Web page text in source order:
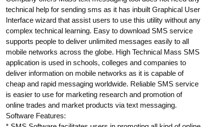
technical help for sending sms as it has inbuilt Graphical User
Interface wizard that assist users to use this utility without any
complex technical learning. Easy to download SMS service
supports people to deliver unlimited messages easily to all
mobile networks across the globe. High Technical Mass SMS
application is used in schools, colleges and companies to
deliver information on mobile networks as it is capable of
cheap and rapid messaging worldwide. Reliable SMS service
is easier to use for marketing research and promotion of
online trades and market products via text messaging.
Software Features: